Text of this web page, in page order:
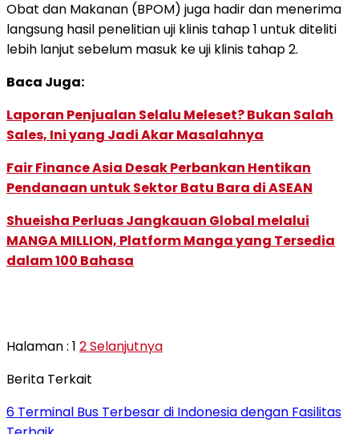
Obat dan Makanan (BPOM) juga hadir dan menerima
langsung hasil penelitian uji klinis tahap 1 untuk diteliti
lebih lanjut sebelum masuk ke uji klinis tahap 2.
Baca Juga:
Laporan Penjualan Selalu Meleset? Bukan Salah
Sales, Ini yang Jadi Akar Masalahnya
Fair Finance Asia Desak Perbankan Hentikan
Pendanaan untuk Sektor Batu Bara di ASEAN
Shueisha Perluas Jangkauan Global melalui
MANGA MILLION, Platform Manga yang Tersedia
dalam 100 Bahasa
Halaman : 1 2Selanjutnya
Berita Terkait
6 Terminal Bus Terbesar di Indonesia dengan Fasilitas